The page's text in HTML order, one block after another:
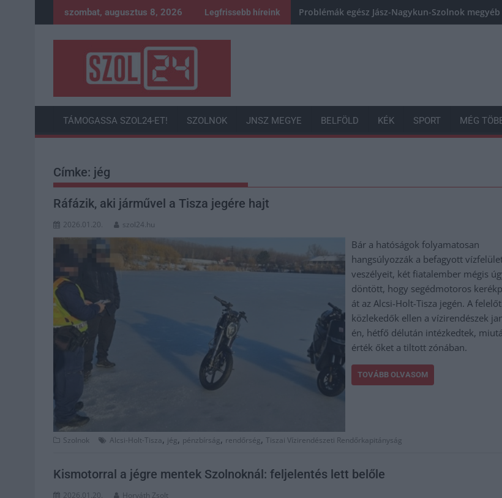
to
szombat, augusztus 8, 2026 Legfrissebb híreink Problémák egész Jász-Nagykun-Szolnok
TÁMOGASSA SZOL24-ET! SZOLNOK JNSZ MEGYE BELFÖLD KÉK SPORT MÉG
Címke: jég
Ráfázik, aki járművel a Tisza jegére hajt
2026.01.20. szol24.hu
Bár a hatóságok folyamatosan
hangsúlyozzák a befagyott
veszélyeit, két fiatalember mégis
döntött, hogy segédmotoros
át az Alcsi-Holt-Tisza jegén. A
közlekedők ellen a vízirendészek
én, hétfő délután intézkedtek,
érték őket a tiltott zónában.
TOVÁBB OLVASOM
Szolnok Alcsi-Holt-Tisza, jég, pénzbírság, rendőrség, Tiszai Vízirendészeti Rendőrkapitányság
Kismotorral a jégre mentek Szolnoknál: feljelentés lett belőle
2026.01.20. Horváth Zsolt